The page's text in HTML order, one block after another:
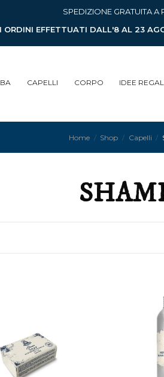
SPEDIZIONE GRATUITA A
ORDINI EFFETTUATI DALL'8 AL 23
CAPELLI CORPO IDEE
Home Shop Capelli